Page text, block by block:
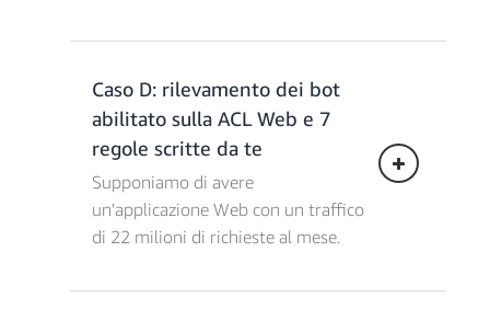
Costi dell'ACL Web = 4,93 € x 1 =
4,93 €
Costi per le regole = 0,99 € * (1 gruppo
€
Costi per le richieste = 0,59 €/milione *
10 milioni = 5,90 €
€/mese
Caso D: rilevamento dei bot
abilitato sulla ACL Web e 7
regole scritte da te
Supponiamo di avere
un'applicazione Web con un traffico
di 22 milioni di richieste al mese.